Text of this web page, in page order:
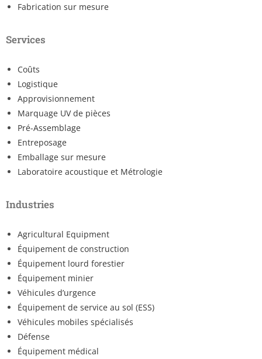
Fabrication sur mesure
Services
Coûts
Logistique
Approvisionnement
Marquage UV de pièces
Pré-Assemblage
Entreposage
Emballage sur mesure
Laboratoire acoustique et Métrologie
Industries
Agricultural Equipment
Équipement de construction
Équipement lourd forestier
Équipement minier
Véhicules d’urgence
Équipement de service au sol (ESS)
Véhicules mobiles spécialisés
Défense
Équipement médical